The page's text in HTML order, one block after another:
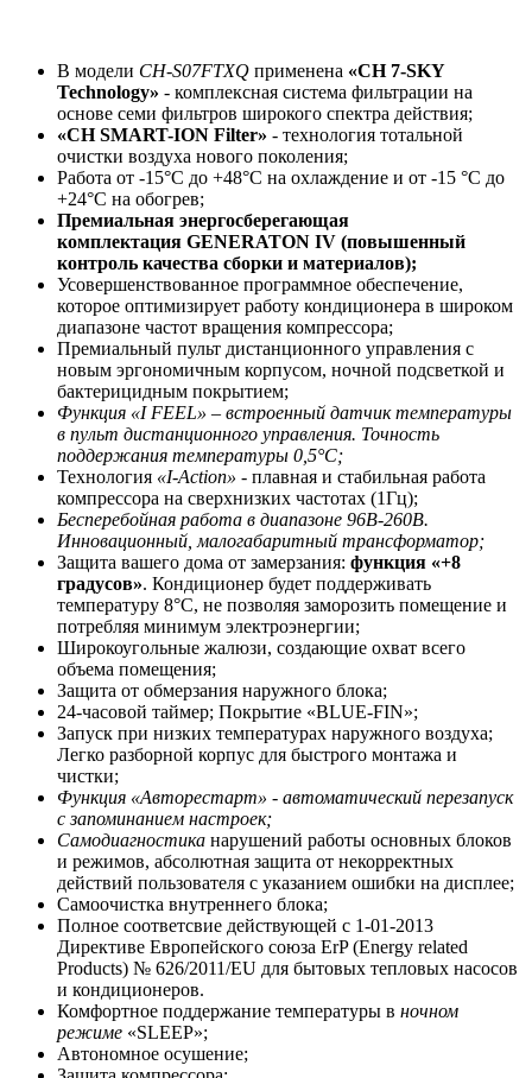
В модели CH-S07FTXQ применена «CH 7-SKY
Technology» - комплексная система фильтрации на
основе семи фильтров широкого спектра действия;
«CH SMART-ION Filter» - технология тотальной
очистки воздуха нового поколения;
Работа от -15°С до +48°С на охлаждение и от -15 °С до
+24°С на обогрев;
Премиальная энергосберегающая
комплектация GENERATON IV (повышенный
контроль качества сборки и материалов);
Усовершенствованное программное обеспечение,
которое оптимизирует работу кондиционера в широком
диапазоне частот вращения компрессора;
Премиальный пульт дистанционного управления с
новым эргономичным корпусом, ночной подсветкой и
бактерицидным покрытием;
Функция «I FEEL» – встроенный датчик температуры
в пульт дистанционного управления. Точность
поддержания температуры 0,5°С;
Технология «I-Action» - плавная и стабильная работа
компрессора на сверхнизких частотах (1Гц);
Бесперебойная работа в диапазоне 96В-260В.
Инновационный, малогабаритный трансформатор;
Защита вашего дома от замерзания: функция «+8
градусов». Кондиционер будет поддерживать
температуру 8°С, не позволяя заморозить помещение и
потребляя минимум электроэнергии;
Широкоугольные жалюзи, создающие охват всего
объема помещения;
Защита oт обмерзания наружного блока;
24-часовой таймер; Покрытие «BLUE-FIN»;
Запуск при низких температурах наружного воздуха;
Легко разборной корпус для быстрого монтажа и
чистки;
Функция «Авторестарт» - автоматический перезапуск
с запоминанием настроек;
Самодиагностика нарушений работы основных блоков
и режимов, абсолютная защита от некорректных
действий пользователя с указанием ошибки на дисплее;
Самоочистка внутреннего блока;
Полное соответсвие действующей c 1-01-2013
Директиве Европейского союза ErP (Energy related
Products) № 626/2011/EU для бытовых тепловых насосов
и кондиционеров.
Комфортное поддержание температуры в ночном
режиме «SLEEP»;
Автономное осушение;